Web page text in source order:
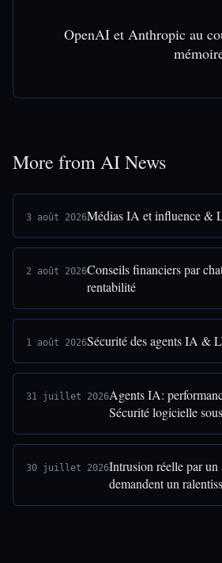
OpenAI et Anthropic au
More from AI News
3 août 2026Médias IA et influence &
2 août 2026Conseils financiers par
rentabilité
1 août 2026Sécurité des agents IA &
31 juillet 2026Agents IA:
Sécurité logicielle
30 juillet 2026Intrusion réelle par
demandent un